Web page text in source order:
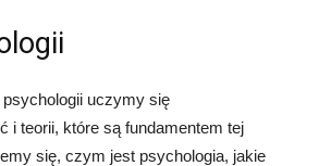
uczymy się
i teorii, które są fundamentem tej
się, czym jest psychologia, jakie